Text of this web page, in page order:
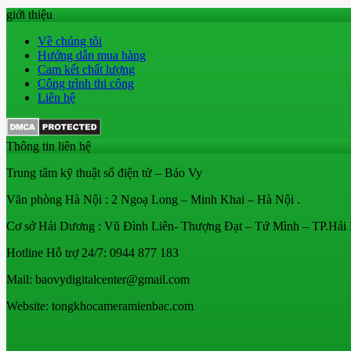
giới thiệu
Về chúng tôi
Hướng dẫn mua hàng
Cam kết chất lượng
Công trình thi công
Liên hệ
Thông tin liên hệ
Trung tâm kỹ thuật số điện tử – Bảo Vy
Văn phòng Hà Nội : 2 Ngoạ Long – Minh Khai – Hà Nội .
Cơ sở Hải Dương : Vũ Đình Liên- Thượng Đạt – Tứ Mình – TP.Hải
Hotline Hỗ trợ 24/7: 0944 877 183
Mail: baovydigitalcenter@gmail.com
Website: tongkhocameramienbac.com